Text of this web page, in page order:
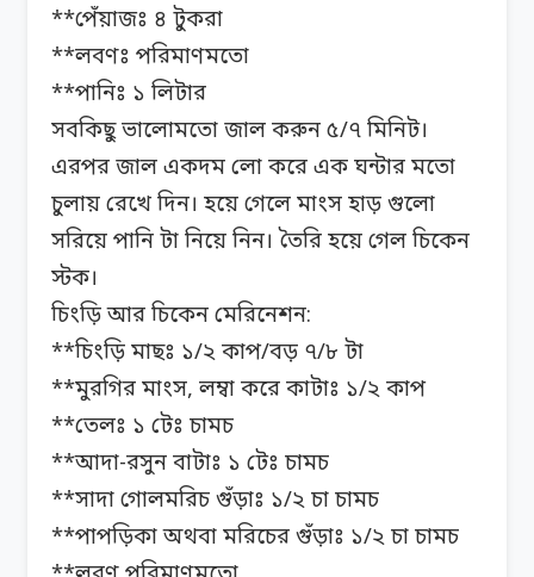
**পেঁয়াজঃ ৪ টুকরা
**লবণঃ পরিমাণমতো
**পানিঃ ১ লিটার
সবকিছু ভালোমতো জাল করুন ৫/৭ মিনিট।
এরপর জাল একদম লো করে এক ঘন্টার মতো
চুলায় রেখে দিন। হয়ে গেলে মাংস হাড় গুলো
সরিয়ে পানি টা নিয়ে নিন। তৈরি হয়ে গেল চিকেন
স্টক।
চিংড়ি আর চিকেন মেরিনেশন:
**চিংড়ি মাছঃ ১/২ কাপ/বড় ৭/৮ টা
**মুরগির মাংস, লম্বা করে কাটাঃ ১/২ কাপ
**তেলঃ ১ টেঃ চামচ
**আদা-রসুন বাটাঃ ১ টেঃ চামচ
**সাদা গোলমরিচ গুঁড়াঃ ১/২ চা চামচ
**পাপড়িকা অথবা মরিচের গুঁড়াঃ ১/২ চা চামচ